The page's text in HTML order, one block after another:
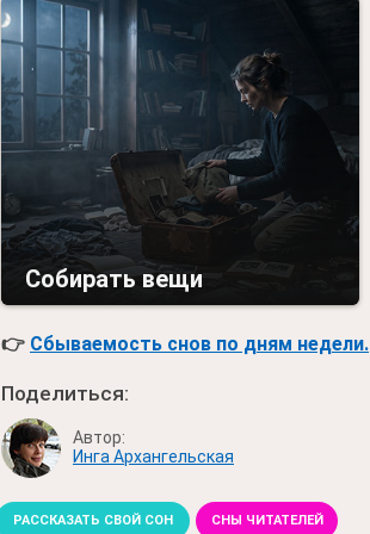
Собирать вещи
👉 Сбываемость снов по дням недели.
Поделиться:
Автор:
Инга Архангельская
РАССКАЗАТЬ СВОЙ СОН СНЫ ЧИТАТЕЛЕЙ